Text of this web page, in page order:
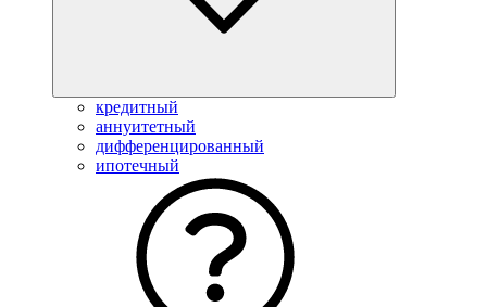
кредитный
аннуитетный
дифференцированный
ипотечный